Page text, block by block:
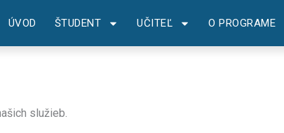
ÚVOD ŠTUDENT UČITEĽ O PROGRAME
služieb.